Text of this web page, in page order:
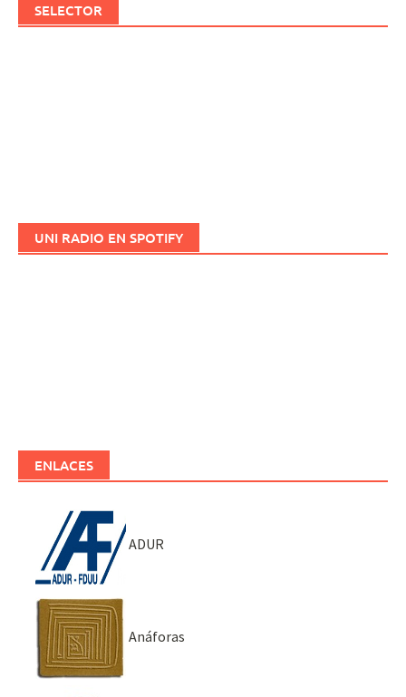
SELECTOR
UNI RADIO EN SPOTIFY
ENLACES
ADUR
Anáforas